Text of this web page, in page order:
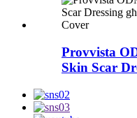
Provvista
Skin Scar